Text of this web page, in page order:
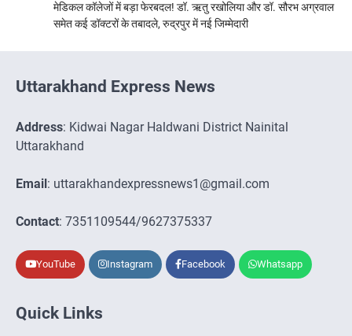
मेडिकल कॉलेजों में बड़ा फेरबदल! डॉ. ऋतु रखोलिया और डॉ. सौरभ अग्रवाल
समेत कई डॉक्टरों के तबादले, रुद्रपुर में नई जिम्मेदारी
Uttarakhand Express News
Address: Kidwai Nagar Haldwani District Nainital
Uttarakhand
Email : uttarakhandexpressnews1@gmail.com
Contact: 7351109544/9627375337
YouTube Instagram Facebook Whatsapp
Quick Links